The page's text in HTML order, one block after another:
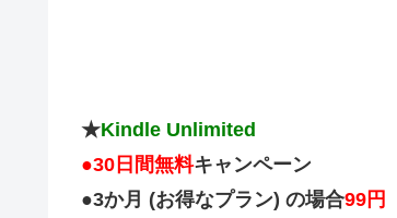
★Kindle Unlimited
●30日間無料キャンペーン
●3か月 (お得なプラン) の場合99円